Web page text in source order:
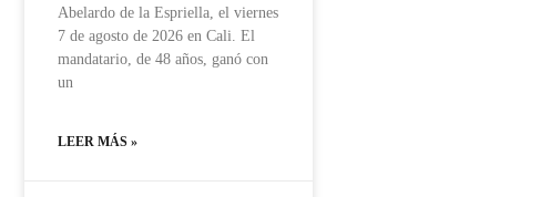
Abelardo de la Espriella, el viernes
7 de agosto de 2026 en Cali. El
mandatario, de 48 años, ganó con
un
LEER MÁS »